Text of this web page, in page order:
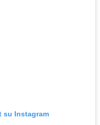
su Instagram